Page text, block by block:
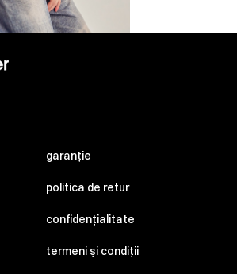
garanție
politica de retur
confidențialitate
termeni și condiții